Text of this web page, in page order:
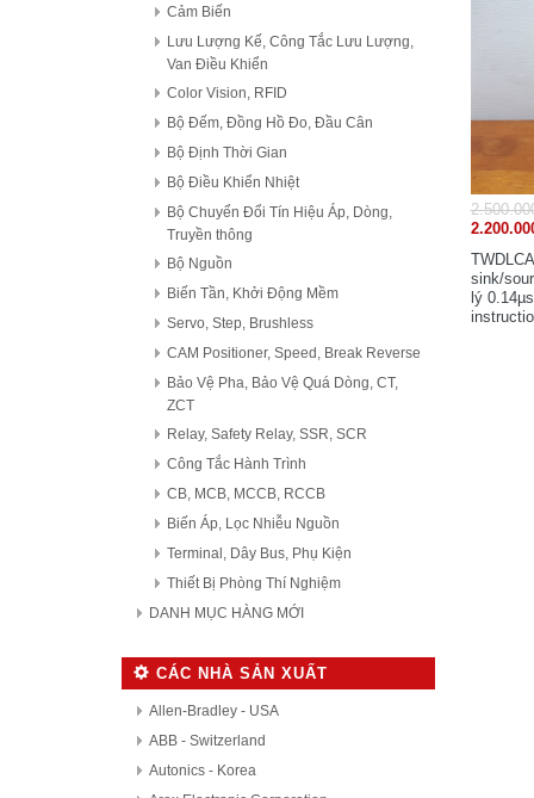
Cảm Biến
Lưu Lượng Kế, Công Tắc Lưu Lượng,
Van Điều Khiển
Color Vision, RFID
Bộ Đếm, Đồng Hồ Đo, Đầu Cân
Bộ Định Thời Gian
Bộ Điều Khiển Nhiệt
Bộ Chuyển Đổi Tín Hiệu Áp, Dòng,
Truyền thông
Bộ Nguồn
Biến Tần, Khởi Động Mềm
Servo, Step, Brushless
CAM Positioner, Speed, Break Reverse
Bảo Vệ Pha, Bảo Vệ Quá Dòng, CT,
ZCT
Relay, Safety Relay, SSR, SCR
Công Tắc Hành Trình
CB, MCB, MCCB, RCCB
Biến Áp, Lọc Nhiễu Nguồn
Terminal, Dây Bus, Phụ Kiện
Thiết Bị Phòng Thí Nghiệm
DANH MỤC HÀNG MỚI
CÁC NHÀ SẢN XUẤT
Allen-Bradley - USA
ABB - Switzerland
Autonics - Korea
sink/
lý